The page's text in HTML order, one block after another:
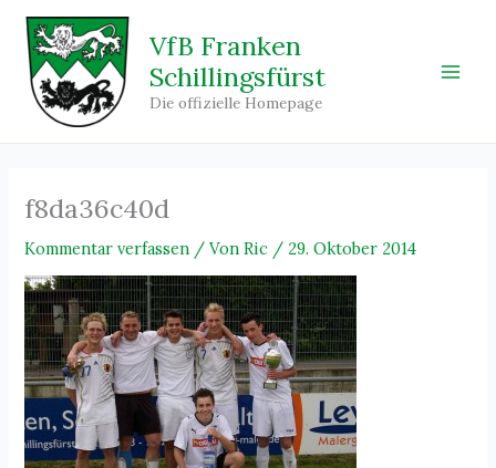
Zum
Inhalt
springen
VfB Franken
Schillingsfürst
Die offizielle Homepage
f8da36c40d
Kommentar verfassen / VonRic / 29. Oktober 2014